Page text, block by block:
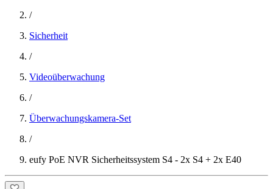
/
Sicherheit
/
Videoüberwachung
/
Überwachungskamera-Set
/
eufy PoE NVR Sicherheitssystem S4 - 2x S4 + 2x E40